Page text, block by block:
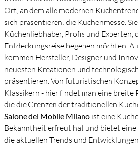
Ort, an dem alle modernen
sich präsentieren: die Küchenmesse.
Küchenliebhaber, Profis und Experten,
Entdeckungsreise begeben möchten.
kommen Hersteller, Designer und
neuesten Kreationen und
präsentieren. Von futuristischen
Klassikern - hier findet man eine breite
die die Grenzen der traditionellen
Salone del Mobile Milano ist eine
Bekanntheit erfreut hat und bietet
die aktuellen Trends und